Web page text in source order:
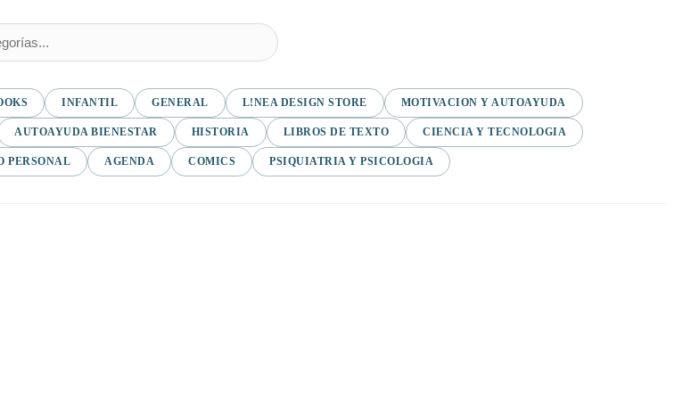
INFANTIL GENERAL L!NEA DESIGN STORE MOTIVACION Y AUTOAYUDA
AUTOAYUDA BIENESTAR HISTORIA LIBROS DE TEXTO CIENCIA Y TECNOLOGIA
PERSONAL AGENDA COMICS PSIQUIATRIA Y PSICOLOGIA